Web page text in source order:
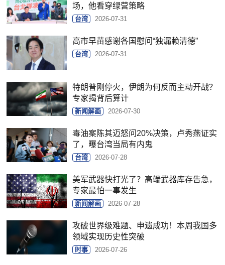
场，他看穿绿营策略
台湾 2026-07-31
高市早苗感谢各国慰问“独漏赖清德”
台湾 2026-07-31
特朗普刚停火，伊朗为何反而主动开战？
专家揭背后算计
新闻解画 2026-07-30
毒油案陈其迈怒问20%决策，卢秀燕证实
了，曝台湾当局有内鬼
台湾 2026-07-28
美军武器快打光了？高端武器库存告急，
专家最怕一事发生
新闻解画 2026-07-28
攻破世界级难题、申遗成功！本周我国多
领域实现历史性突破
时事 2026-07-26